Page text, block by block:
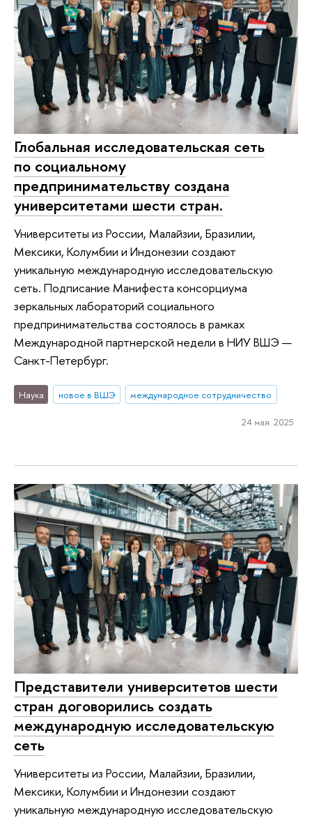
Глобальная исследовательская сеть
по социальному
предпринимательству создана
университетами шести стран.
Университеты из России, Малайзии, Бразилии,
Мексики, Колумбии и Индонезии создают
уникальную международную исследовательскую
сеть. Подписание Манифеста консорциума
зеркальных лабораторий социального
предпринимательства состоялось в рамках
Международной партнерской недели в НИУ ВШЭ —
Санкт-Петербург.
Наука новое в ВШЭ международное сотрудничество
24 мая 2025
Представители университетов шести
стран договорились создать
международную исследовательскую
сеть
Университеты из России, Малайзии, Бразилии,
Мексики, Колумбии и Индонезии создают
уникальную международную исследовательскую